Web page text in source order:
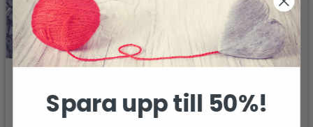
ROCAIPÄRLOR,
DROPS GLITTER GOLD
Spara upp till 50%!